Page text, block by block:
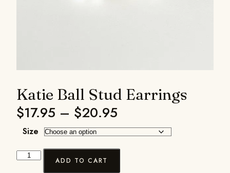
Katie Ball Stud Earrings
$17.95 – $20.95
Size
ADD TO CART